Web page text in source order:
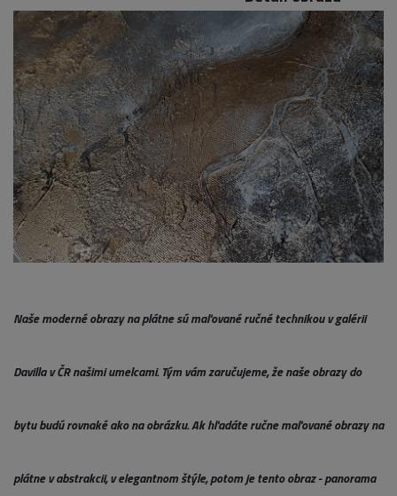
Naše moderné obrazy na plátne sú maľované ručné technikou v galérii
Davilla v ČR našimi umelcami. Tým vám zaručujeme, že naše obrazy do
bytu budú rovnaké ako na obrázku. Ak hľadáte ručne maľované obrazy na
plátne v abstrakcii, v elegantnom štýle, potom je tento obraz - panorama